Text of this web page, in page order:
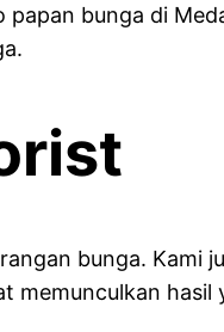
bunga di
bunga. Kami
memunculkan